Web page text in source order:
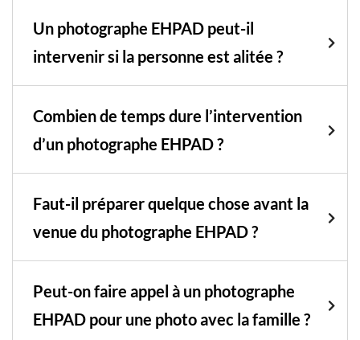
Un photographe EHPAD peut-il
intervenir si la personne est alitée ?
Combien de temps dure l’intervention
d’un photographe EHPAD ?
Faut-il préparer quelque chose avant la
venue du photographe EHPAD ?
Peut-on faire appel à un photographe
EHPAD pour une photo avec la famille ?